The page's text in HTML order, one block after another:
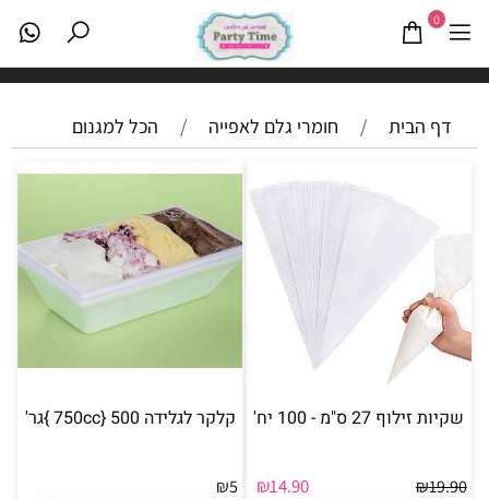
0
דף הבית / חומרי גלם לאפייה / הכל למגנום
שקיות זילוף 27 ס"מ - 100 יח'
₪19.90
₪14.90
קלקר לגלידה 750cc} 500 }גר'
₪5